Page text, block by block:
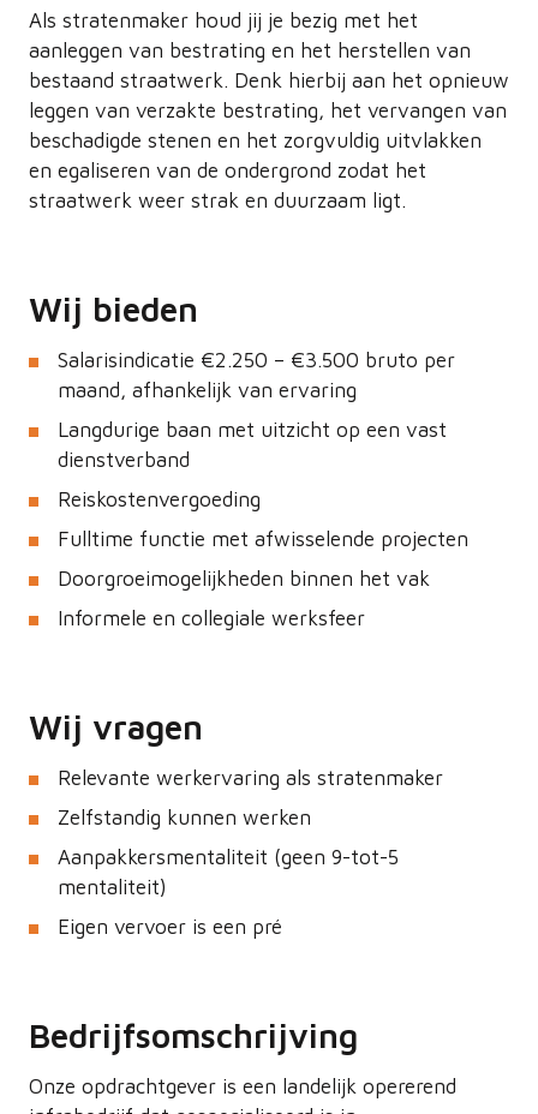
Als stratenmaker houd jij je bezig met het
aanleggen van bestrating en het herstellen van
bestaand straatwerk. Denk hierbij aan het opnieuw
leggen van verzakte bestrating, het vervangen van
beschadigde stenen en het zorgvuldig uitvlakken
en egaliseren van de ondergrond zodat het
straatwerk weer strak en duurzaam ligt.
Wij bieden
Salarisindicatie €2.250 – €3.500 bruto per
maand, afhankelijk van ervaring
Langdurige baan met uitzicht op een vast
dienstverband
Reiskostenvergoeding
Fulltime functie met afwisselende projecten
Doorgroeimogelijkheden binnen het vak
Informele en collegiale werksfeer
Wij vragen
Relevante werkervaring als stratenmaker
Zelfstandig kunnen werken
Aanpakkersmentaliteit (geen 9-tot-5
mentaliteit)
Eigen vervoer is een pré
Bedrijfsomschrijving
Onze opdrachtgever is een landelijk opererend